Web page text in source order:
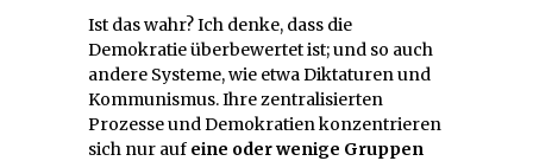
Ist das wahr? Ich denke, dass die
Demokratie überbewertet ist; und so auch
andere Systeme, wie etwa Diktaturen und
Kommunismus. Ihre zentralisierten
Prozesse und Demokratien konzentrieren
sich nur auf eine oder wenige Gruppen